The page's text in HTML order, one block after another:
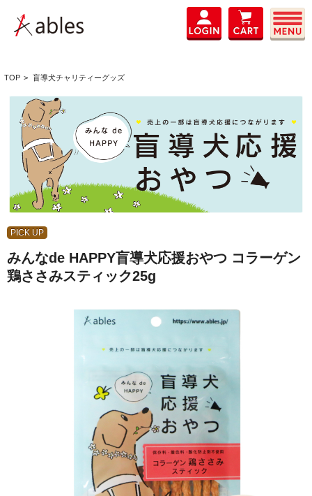
TOP > 盲導犬チャリティーグッズ
PICK UP
みんなde HAPPY盲導犬応援おやつ コラーゲン
鶏ささみスティック25g